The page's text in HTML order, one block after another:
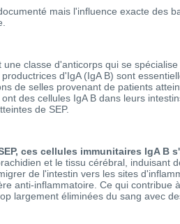
mais l'influence exacte des
une classe d'anticorps qui se
d'IgA (IgA B) sont
de selles provenant de patients
des cellules IgA B dans leurs
de SEP.
ces cellules immunitaires IgA B
et le tissu cérébral, induisant
de l'intestin vers les sites
anti-inflammatoire. Ce qui contribue
largement éliminées du sang avec